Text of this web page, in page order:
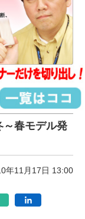
春モデル発
年11月17日 13:00